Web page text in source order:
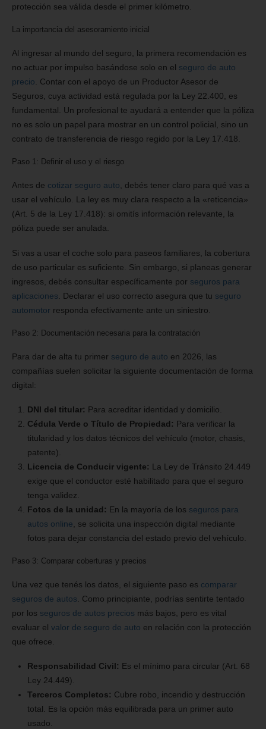
protección sea válida desde el primer kilómetro.
La importancia del asesoramiento inicial
Al ingresar al mundo del seguro, la primera recomendación es
no actuar por impulso basándose solo en el seguro de auto
precio . Contar con el apoyo de un Productor Asesor de
Seguros, cuya actividad está regulada por la Ley 22.400, es
fundamental. Un profesional te ayudará a entender que la póliza
no es solo un papel para mostrar en un control policial, sino un
contrato de transferencia de riesgo regido por la Ley 17.418.
Paso 1: Definir el uso y el riesgo
Antes de cotizar seguro auto, debés tener claro para qué vas a
usar el vehículo. La ley es muy clara respecto a la «reticencia»
(Art. 5 de la Ley 17.418): si omitís información relevante, la
póliza puede ser anulada.
Si vas a usar el coche solo para paseos familiares, la cobertura
de uso particular es suficiente. Sin embargo, si planeas generar
ingresos, debés consultar específicamente por seguros para
aplicaciones . Declarar el uso correcto asegura que tu seguro
automotor responda efectivamente ante un siniestro.
Paso 2: Documentación necesaria para la contratación
Para dar de alta tu primer seguro de auto en 2026, las
compañías suelen solicitar la siguiente documentación de forma
digital:
DNI del titular: Para acreditar identidad y domicilio.
Cédula Verde o Título de Propiedad: Para verificar la
titularidad y los datos técnicos del vehículo (motor, chasis,
patente).
Licencia de Conducir vigente: La Ley de Tránsito 24.449
exige que el conductor esté habilitado para que el seguro
tenga validez.
Fotos de la unidad: En la mayoría de los seguros para
autos online , se solicita una inspección digital mediante
fotos para dejar constancia del estado previo del vehículo.
Paso 3: Comparar coberturas y precios
Una vez que tenés los datos, el siguiente paso es comparar
seguros de autos. Como principiante, podrías sentirte tentado
por los seguros de autos precios más bajos, pero es vital
evaluar el valor de seguro de auto en relación con la protección
que ofrece.
Responsabilidad Civil: Es el mínimo para circular (Art. 68
Ley 24.449).
Terceros Completos: Cubre robo, incendio y destrucción
total. Es la opción más equilibrada para un primer auto
usado.